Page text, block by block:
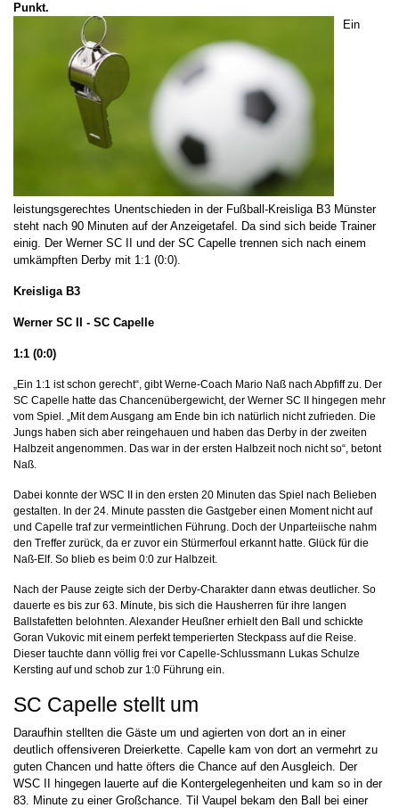
Punkt.
Ein
leistungsgerechtes Unentschieden in der Fußball-Kreisliga B3 Münster
steht nach 90 Minuten auf der Anzeigetafel. Da sind sich beide Trainer
einig. Der Werner SC II und der SC Capelle trennen sich nach einem
umkämpften Derby mit 1:1 (0:0).
Kreisliga B3
Werner SC II - SC Capelle
1:1 (0:0)
„Ein 1:1 ist schon gerecht“, gibt Werne-Coach Mario Naß nach Abpfiff zu. Der
SC Capelle hatte das Chancenübergewicht, der Werner SC II hingegen mehr
vom Spiel. „Mit dem Ausgang am Ende bin ich natürlich nicht zufrieden. Die
Jungs haben sich aber reingehauen und haben das Derby in der zweiten
Halbzeit angenommen. Das war in der ersten Halbzeit noch nicht so“, betont
Naß.
Dabei konnte der WSC II in den ersten 20 Minuten das Spiel nach Belieben
gestalten. In der 24. Minute passten die Gastgeber einen Moment nicht auf
und Capelle traf zur vermeintlichen Führung. Doch der Unparteiische nahm
den Treffer zurück, da er zuvor ein Stürmerfoul erkannt hatte. Glück für die
Naß-Elf. So blieb es beim 0:0 zur Halbzeit.
Nach der Pause zeigte sich der Derby-Charakter dann etwas deutlicher. So
dauerte es bis zur 63. Minute, bis sich die Hausherren für ihre langen
Ballstafetten belohnten. Alexander Heußner erhielt den Ball und schickte
Goran Vukovic mit einem perfekt temperierten Steckpass auf die Reise.
Dieser tauchte dann völlig frei vor Capelle-Schlussmann Lukas Schulze
Kersting auf und schob zur 1:0 Führung ein.
SC Capelle stellt um
Daraufhin stellten die Gäste um und agierten von dort an in einer
deutlich offensiveren Dreierkette. Capelle kam von dort an vermehrt zu
guten Chancen und hatte öfters die Chance auf den Ausgleich. Der
WSC II hingegen lauerte auf die Kontergelegenheiten und kam so in der
83. Minute zu einer Großchance. Til Vaupel bekam den Ball bei einer